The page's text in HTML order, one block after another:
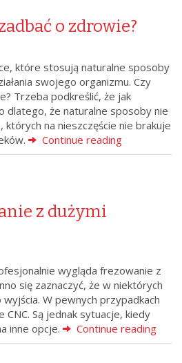
o zdrowie?
które stosują naturalne sposoby
swojego organizmu. Czy
Trzeba podkreślić, że jak
dlatego, że naturalne sposoby nie
których na nieszczęście nie brakuje
Continue reading
z dużymi
wygląda frezowanie z
się zaznaczyć, że w niektórych
W pewnych przypadkach
Są jednak sytuacje, kiedy
inne opcje.
Continue reading